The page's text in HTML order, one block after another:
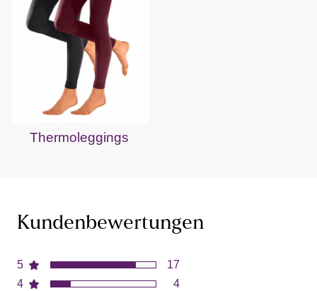
Thermoleggings
Kundenbewertungen
5
4
17
4